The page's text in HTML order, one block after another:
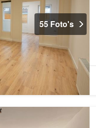
55 Foto's